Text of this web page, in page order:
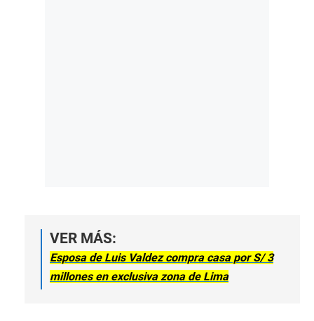
VER MÁS:
Esposa de Luis Valdez compra casa por S/ 3
millones en exclusiva zona de Lima